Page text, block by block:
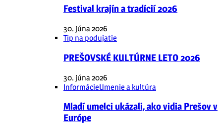
Festival krajín a tradícií 2026
30. júna 2026
Tip na podujatie
PREŠOVSKÉ KULTÚRNE LETO 2026
30. júna 2026
InformácieUmenie a kultúra
Mladí umelci ukázali, ako vidia Prešov v
Európe